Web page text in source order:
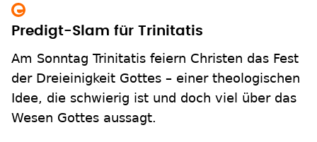
Predigt-Slam für Trinitatis
Am Sonntag Trinitatis feiern Christen das Fest
der Dreieinigkeit Gottes – einer theologischen
Idee, die schwierig ist und doch viel über das
Wesen Gottes aussagt.